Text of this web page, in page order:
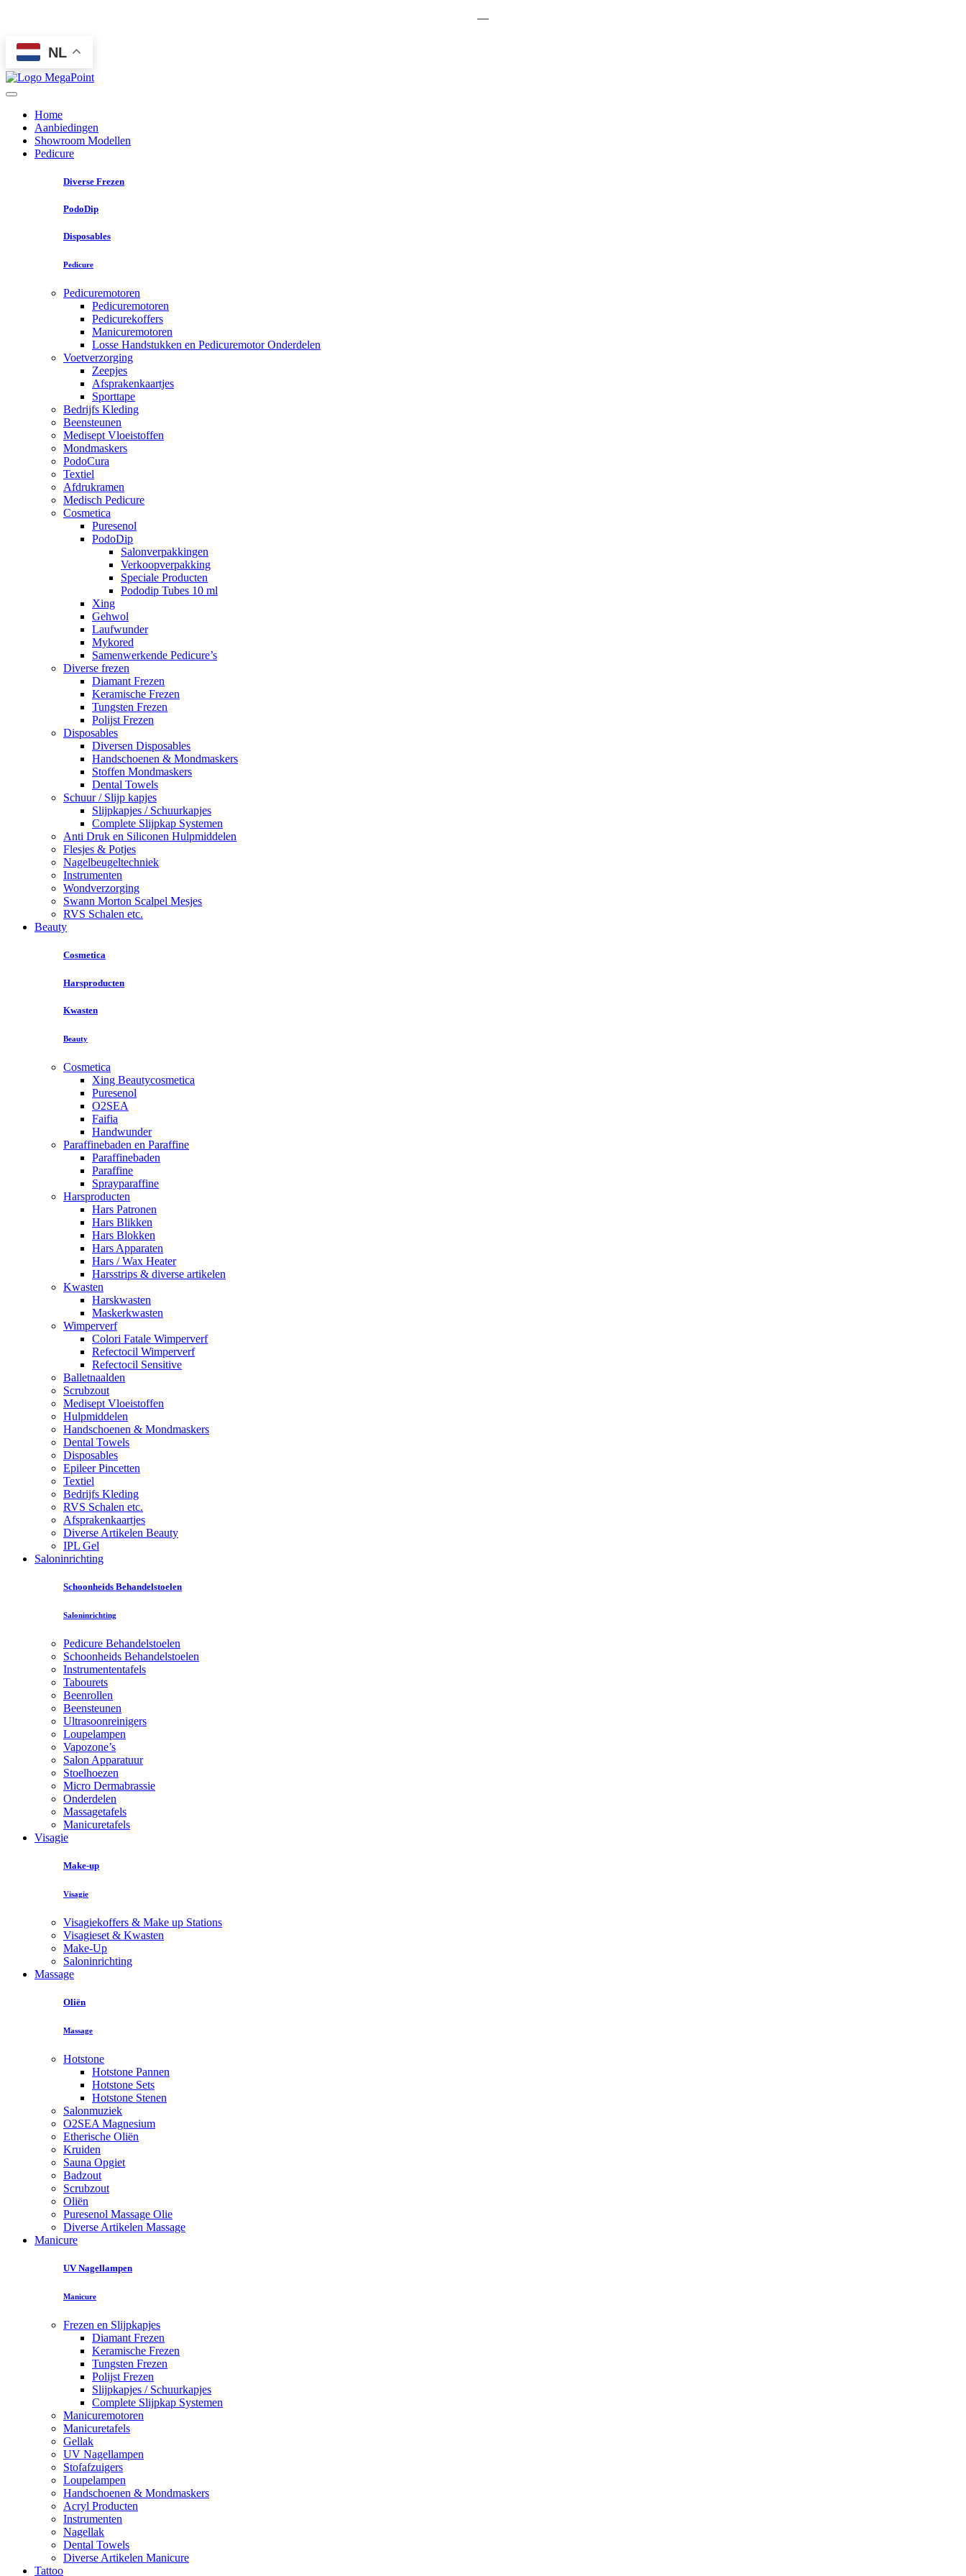
—
NL
Home
Aanbiedingen
Showroom Modellen
Pedicure
Diverse Frezen
PodoDip
Disposables
Pedicure
Pedicuremotoren
Pedicuremotoren
Pedicurekoffers
Manicuremotoren
Losse Handstukken en Pedicuremotor Onderdelen
Voetverzorging
Zeepjes
Afsprakenkaartjes
Sporttape
Bedrijfs Kleding
Beensteunen
Medisept Vloeistoffen
Mondmaskers
PodoCura
Textiel
Afdrukramen
Medisch Pedicure
Cosmetica
Puresenol
PodoDip
Salonverpakkingen
Verkoopverpakking
Speciale Producten
Pododip Tubes 10 ml
Xing
Gehwol
Laufwunder
Mykored
Samenwerkende Pedicure’s
Diverse frezen
Diamant Frezen
Keramische Frezen
Tungsten Frezen
Polijst Frezen
Disposables
Diversen Disposables
Handschoenen & Mondmaskers
Stoffen Mondmaskers
Dental Towels
Schuur / Slijp kapjes
Slijpkapjes / Schuurkapjes
Complete Slijpkap Systemen
Anti Druk en Siliconen Hulpmiddelen
Flesjes & Potjes
Nagelbeugeltechniek
Instrumenten
Wondverzorging
Swann Morton Scalpel Mesjes
RVS Schalen etc.
Beauty
Cosmetica
Harsproducten
Kwasten
Beauty
Cosmetica
Xing Beautycosmetica
Puresenol
O2SEA
Faifia
Handwunder
Paraffinebaden en Paraffine
Paraffinebaden
Paraffine
Sprayparaffine
Harsproducten
Hars Patronen
Hars Blikken
Hars Blokken
Hars Apparaten
Hars / Wax Heater
Harsstrips & diverse artikelen
Kwasten
Harskwasten
Maskerkwasten
Wimperverf
Colori Fatale Wimperverf
Refectocil Wimperverf
Refectocil Sensitive
Balletnaalden
Scrubzout
Medisept Vloeistoffen
Hulpmiddelen
Handschoenen & Mondmaskers
Dental Towels
Disposables
Epileer Pincetten
Textiel
Bedrijfs Kleding
RVS Schalen etc.
Afsprakenkaartjes
Diverse Artikelen Beauty
IPL Gel
Saloninrichting
Schoonheids Behandelstoelen
Saloninrichting
Pedicure Behandelstoelen
Schoonheids Behandelstoelen
Instrumententafels
Tabourets
Beenrollen
Beensteunen
Ultrasoonreinigers
Loupelampen
Vapozone’s
Salon Apparatuur
Stoelhoezen
Micro Dermabrassie
Onderdelen
Massagetafels
Manicuretafels
Visagie
Make-up
Visagie
Visagiekoffers & Make up Stations
Visagieset & Kwasten
Make-Up
Saloninrichting
Massage
Oliën
Massage
Hotstone
Hotstone Pannen
Hotstone Sets
Hotstone Stenen
Salonmuziek
O2SEA Magnesium
Etherische Oliën
Kruiden
Sauna Opgiet
Badzout
Scrubzout
Oliën
Puresenol Massage Olie
Diverse Artikelen Massage
Manicure
UV Nagellampen
Manicure
Frezen en Slijpkapjes
Diamant Frezen
Keramische Frezen
Tungsten Frezen
Polijst Frezen
Slijpkapjes / Schuurkapjes
Complete Slijpkap Systemen
Manicuremotoren
Manicuretafels
Gellak
UV Nagellampen
Stofafzuigers
Loupelampen
Handschoenen & Mondmaskers
Acryl Producten
Instrumenten
Nagellak
Dental Towels
Diverse Artikelen Manicure
Tattoo